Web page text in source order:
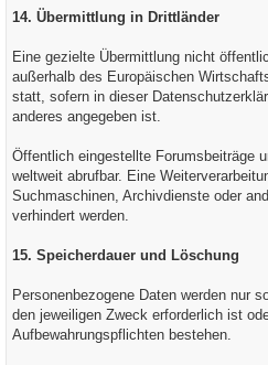
14. Übermittlung in Drittländer
Eine gezielte Übermittlung nicht
außerhalb des Europäischen
statt, sofern in dieser
anderes angegeben ist.
Öffentlich eingestellte Forumsbeiträge
weltweit abrufbar. Eine
Suchmaschinen, Archivdienste oder
verhindert werden.
15. Speicherdauer und Löschung
Personenbezogene Daten werden nur
den jeweiligen Zweck erforderlich ist
Aufbewahrungspflichten bestehen.